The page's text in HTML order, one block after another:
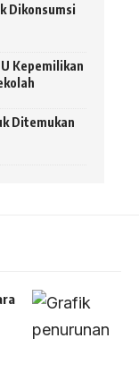
Dikonsumsi
Kepemilikan
Ditemukan